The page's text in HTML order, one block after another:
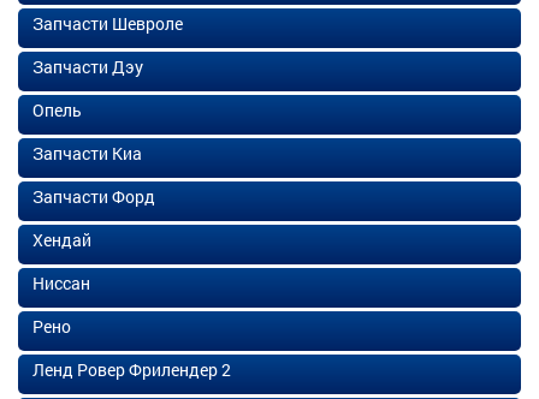
Запчасти Шевроле
Запчасти Дэу
Опель
Запчасти Киа
Запчасти Форд
Хендай
Ниссан
Рено
Ленд Ровер Фрилендер 2